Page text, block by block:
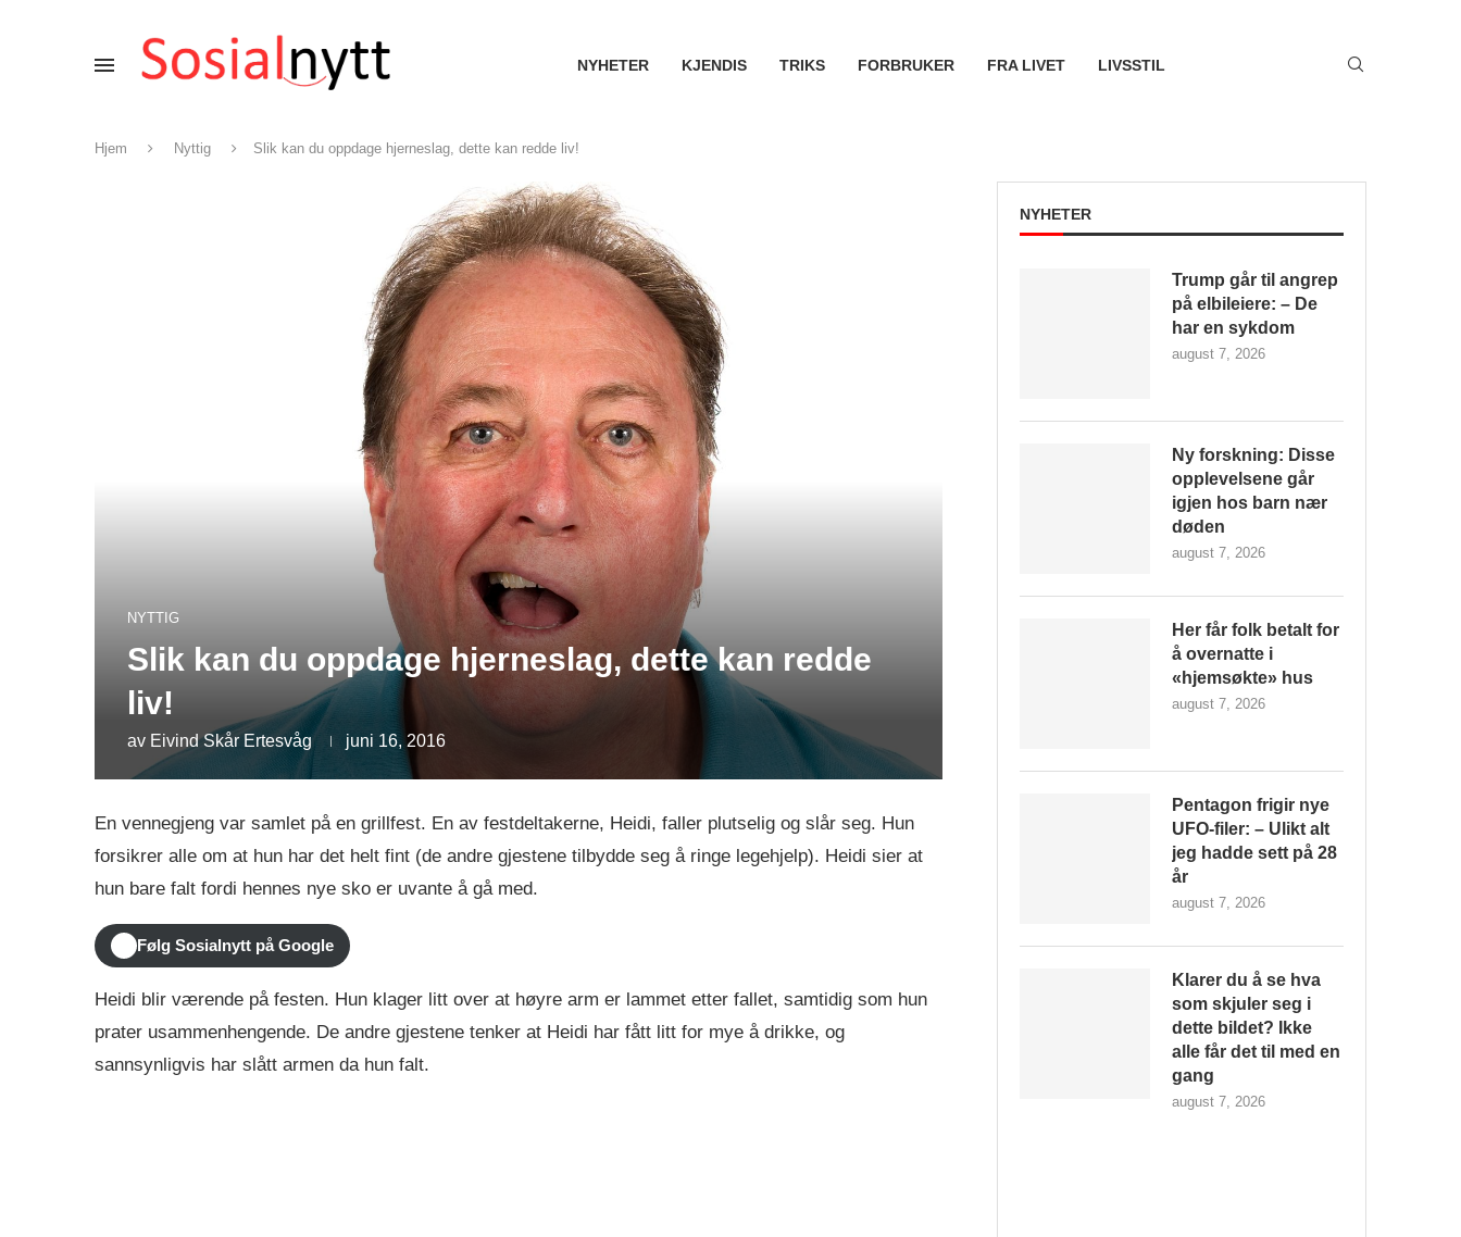
NYHETER KJENDIS TRIKS FORBRUKER FRA LIVET LIVSSTIL
Hjem Nyttig Slik kan du oppdage hjerneslag, dette kan redde liv!
NYTTIG
Slik kan du oppdage hjerneslag, dette kan redde
liv!
av Eivind Skår Ertesvåg juni 16, 2016
En vennegjeng var samlet på en grillfest. En av festdeltakerne, Heidi, faller plutselig og slår seg. Hun
forsikrer alle om at hun har det helt fint (de andre gjestene tilbydde seg å ringe legehjelp). Heidi sier at
hun bare falt fordi hennes nye sko er uvante å gå med.
Følg Sosialnytt på Google
Heidi blir værende på festen. Hun klager litt over at høyre arm er lammet etter fallet, samtidig som hun
prater usammenhengende. De andre gjestene tenker at Heidi har fått litt for mye å drikke, og
sannsynligvis har slått armen da hun falt.
NYHETER
Trump går til angrep
på elbileiere: – De
har en sykdom
august 7, 2026
Ny forskning: Disse
opplevelsene går
igjen hos barn nær
døden
august 7, 2026
Her får folk betalt for
å overnatte i
«hjemsøkte» hus
august 7, 2026
Pentagon frigir nye
UFO-filer: – Ulikt alt
jeg hadde sett på 28
år
august 7, 2026
Klarer du å se hva
som skjuler seg i
dette bildet? Ikke
alle får det til med en
gang
august 7, 2026